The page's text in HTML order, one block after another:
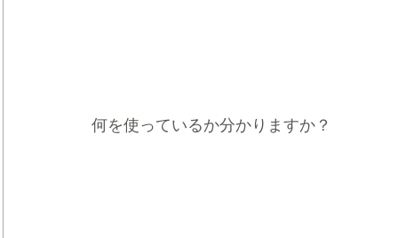
何を使っているか分かりますか？